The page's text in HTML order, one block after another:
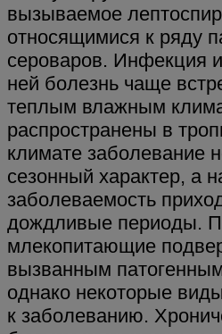
вызываемое
относящимися к ряду
сероваров. Инфекция
ней болезнь чаще
теплым влажным
распространены в
климате заболевание
сезонный характер, а
заболеваемость
дождливые периоды.
млекопитающие
вызванным
однако некоторые
к заболеванию.